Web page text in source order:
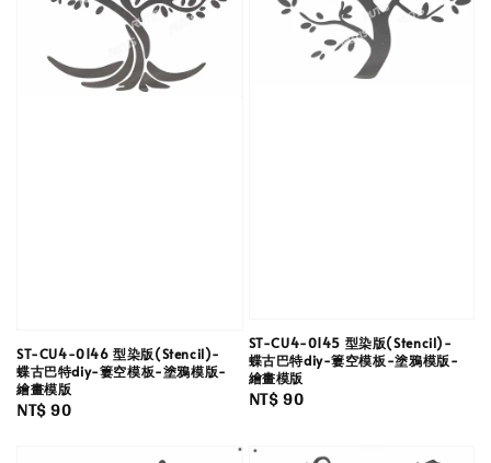
ST-CU4-0146 型染版(Stencil)-
蝶古巴特diy-簍空模板-塗鴉模版-
繪畫模版
Regular
NT$ 90
ST-CU4-0145 型染版(Stencil)-
蝶古巴特diy-簍空模板-塗鴉模版-
繪畫模版
Regular
NT$ 90